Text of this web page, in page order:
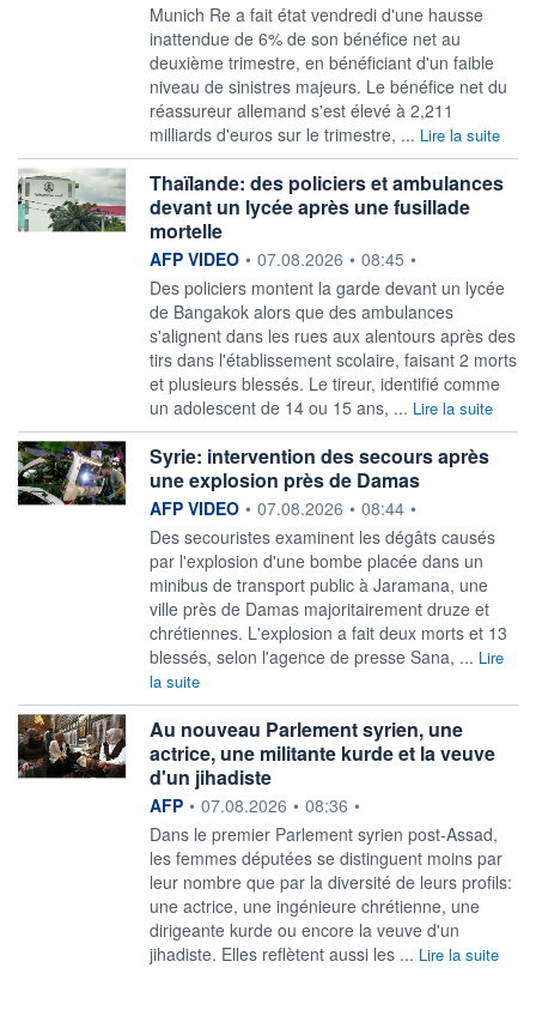
‌Munich Re a fait état ​vendredi d'une hausse
inattendue de 6% de son bénéfice net au
deuxième ​trimestre, en bénéficiant d'un faible
niveau de ​sinistres majeurs. Le bénéfice ⁠net du
réassureur allemand s'est ‌élevé à 2,211
milliards d'euros sur le trimestre, ... Lire la suite
Thaïlande: des policiers et ambulances
devant un lycée après une fusillade
mortelle
information fournie par
AFP VIDEO • 07.08.2026 • 08:45 •
Des policiers montent la garde devant un lycée
de Bangakok alors que des ambulances
s'alignent dans les rues aux alentours après des
tirs dans l'établissement scolaire, faisant 2 morts
et plusieurs blessés. Le tireur, identifié comme
un adolescent de 14 ou 15 ans, ... Lire la suite
Syrie: intervention des secours après
une explosion près de Damas
information fournie par
AFP VIDEO • 07.08.2026 • 08:44 •
Des secouristes examinent les dégâts causés
par l'explosion d'une bombe placée dans un
minibus de transport public à Jaramana, une
ville près de Damas majoritairement druze et
chrétiennes. L'explosion a fait deux morts et 13
blessés, selon l'agence de presse Sana, ... Lire
la suite
Au nouveau Parlement syrien, une
actrice, une militante kurde et la veuve
d'un jihadiste
information fournie par
AFP • 07.08.2026 • 08:36 •
Dans le premier Parlement syrien post-Assad,
les femmes députées se distinguent moins par
leur nombre que par la diversité de leurs profils:
une actrice, une ingénieure chrétienne, une
dirigeante kurde ou encore la veuve d'un
jihadiste. Elles reflètent aussi les ... Lire la suite